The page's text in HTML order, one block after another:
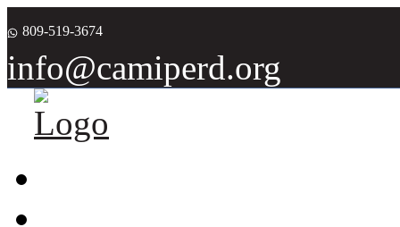
809-519-3674
info@camiperd.org